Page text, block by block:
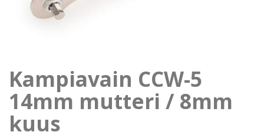
Kampiavain CCW-5
14mm mutteri / 8mm
kuus